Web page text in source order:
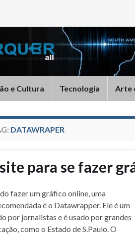
e Cultura Tecnologia Arte
DATAWRAPER
para se fazer
fazer um gráfico online, uma
é o Datawrapper. Ele é um
por jornalistas e é usado por grandes
como o Estado de S.Paulo. O